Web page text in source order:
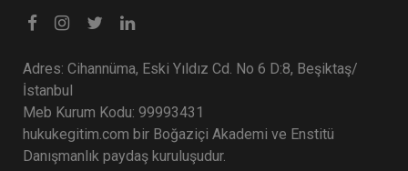
Adres: Cihannüma, Eski Yıldız Cd. No 6 D:8, Beşiktaş/
İstanbul
Meb Kurum Kodu: 99993431
hukukegitim.com bir Boğaziçi Akademi ve Enstitü
Danışmanlık paydaş kuruluşudur.